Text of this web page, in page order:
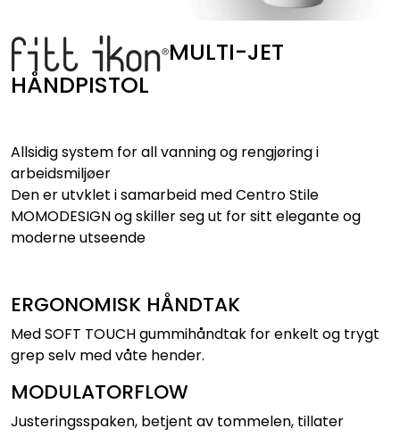
MULTI-JET
HÅNDPISTOL
Allsidig system for all vanning og rengjøring i
arbeidsmiljøer
Den er utvklet i samarbeid med Centro Stile
MOMODESIGN og skiller seg ut for sitt elegante og
moderne utseende
ERGONOMISK HÅNDTAK
Med SOFT TOUCH gummihåndtak for enkelt og trygt
grep selv med våte hender.
MODULATORFLOW
Justeringsspaken, betjent av tommelen, tillater